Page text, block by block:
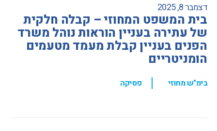
דצמבר 8, 2025
בית המשפט המחוזי – קבלה חלקית
של עתירה בעניין הוראות נוהל משרד
הפנים בעניין קבלת מעמד מטעמים
הומניטריים
בימ"ש מחוזי , פסיקה